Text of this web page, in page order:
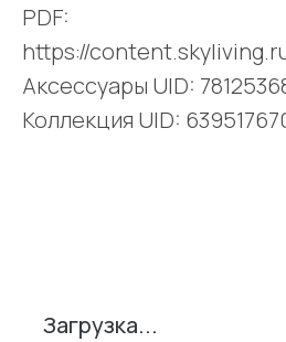
PDF:
https://
Аксессуары UID:
Коллекция UID:
Загрузка...